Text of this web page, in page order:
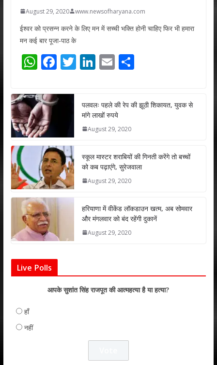
August 29, 2020 www.newsofharyana.com
ईश्वर को प्रसन्न करने के लिए मन में सच्ची भक्ति होनी चाहिए फिर भी हमारा
मन कई बार पूजा-पाठ के
W
at
s
A
p
p
F
e
b
o
k
T
er
Li
e
dI
n
E
l
S
e
पलवलः पहले की रेप की झूठी शिकायत, युवक से
मांगे लाखों रुपये
August 29, 2020
स्कूल मास्टर शराबियों की गिनती करेंगे तो बच्चों
को कब पढ़ाएंगे, सुरेजवाला
August 29, 2020
हरियाणा में वीकेंड लॉकडाउन खत्म, अब सोमवार
और मंगलवार को बंद रहेंगी दुकानें
August 29, 2020
Live Polls
आपके सुशांत सिंह राजपूत की आत्महत्या है या हत्या?
हाँ
नहीं